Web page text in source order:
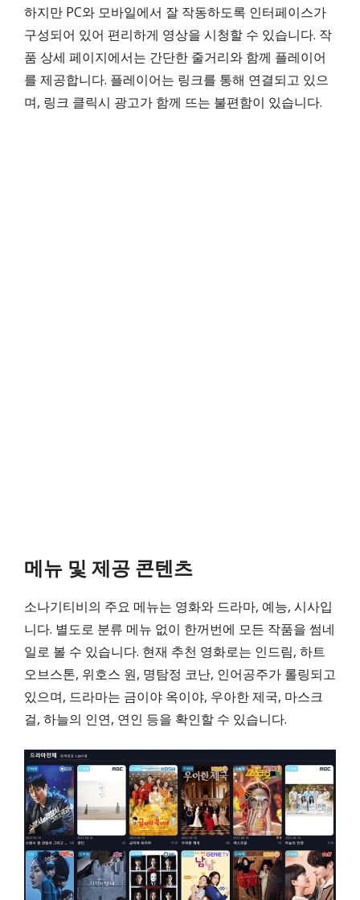
하지만 PC와 모바일에서 잘 작동하도록 인터페이스가
구성되어 있어 편리하게 영상을 시청할 수 있습니다. 작
품 상세 페이지에서는 간단한 줄거리와 함께 플레이어
를 제공합니다. 플레이어는 링크를 통해 연결되고 있으
며, 링크 클릭시 광고가 함께 뜨는 불편함이 있습니다.
메뉴 및 제공 콘텐츠
소나기티비의 주요 메뉴는 영화와 드라마, 예능, 시사입
니다. 별도로 분류 메뉴 없이 한꺼번에 모든 작품을 썸네
일로 볼 수 있습니다. 현재 추천 영화로는 인드림, 하트
오브스톤, 위호스 원, 명탐정 코난, 인어공주가 롤링되고
있으며, 드라마는 금이야 옥이야, 우아한 제국, 마스크
걸, 하늘의 인연, 연인 등을 확인할 수 있습니다.